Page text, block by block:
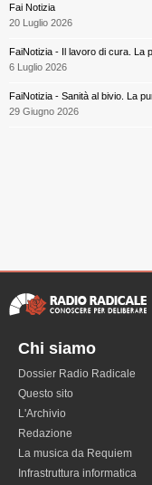
Fai Notizia
20 Luglio 2026
FaiNotizia - Il lavoro di cura. La
6 Luglio 2026
FaiNotizia - Sanità al bivio. La
29 Giugno 2026
Chi siamo
Dossier Radio Radicale
Questo sito
L'Archivio
Redazione
La musica da Requiem
Infrastruttura informatica